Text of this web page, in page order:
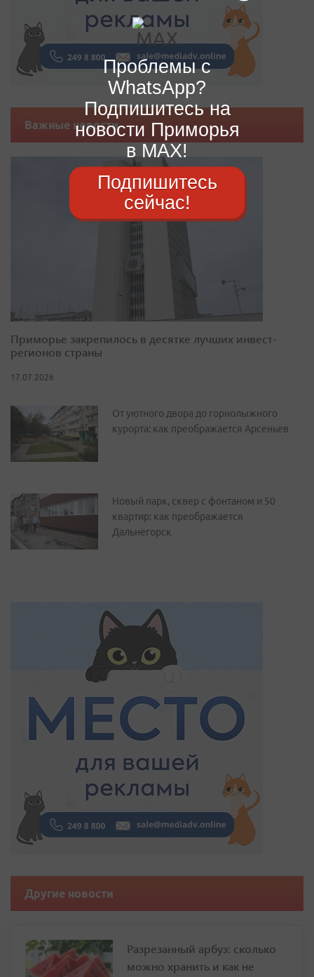
Важные новости
Приморье закрепилось в десятке лучших инвест-
регионов страны
17.07.2026
От уютного двора до горнолыжного
курорта: как преображается Арсеньев
Новый парк, сквер с фонтаном и 50
квартир: как преображается
Дальнегорск
Другие новости
Разрезанный арбуз: сколько
можно хранить и как не
Проблемы с
WhatsApp?
Подпишитесь на
новости Приморья
в MAX!
Подпишитесь
сейчас!